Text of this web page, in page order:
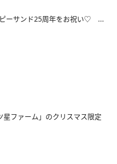
ピーサンド25周年をお祝い♡ ...
ファーム」のクリスマス限定